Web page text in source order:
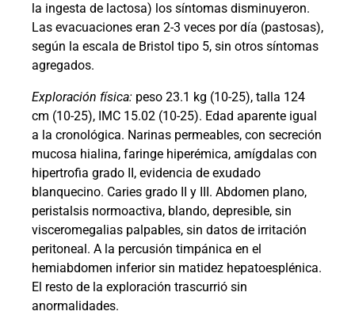
la ingesta de lactosa) los síntomas disminuyeron.
Las evacuaciones eran 2-3 veces por día (pastosas),
según la escala de Bristol tipo 5, sin otros síntomas
agregados.
Exploración física: peso 23.1 kg (10-25), talla 124
cm (10-25), IMC 15.02 (10-25). Edad aparente igual
a la cronológica. Narinas permeables, con secreción
mucosa hialina, faringe hiperémica, amígdalas con
hipertrofia grado II, evidencia de exudado
blanquecino. Caries grado II y III. Abdomen plano,
peristalsis normoactiva, blando, depresible, sin
visceromegalias palpables, sin datos de irritación
peritoneal. A la percusión timpánica en el
hemiabdomen inferior sin matidez hepatoesplénica.
El resto de la exploración trascurrió sin
anormalidades.